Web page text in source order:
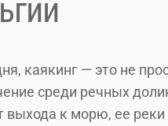
каякинг — это не
среди речных
выхода к морю, ее